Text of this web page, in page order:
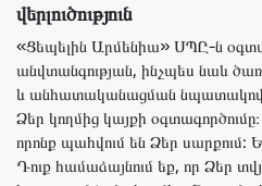
կայք՝ Ձեր նախկին այցելությունների
Ձեր անձը: Ամբողջ տեղեկատվությունը
դեպքում Դուք կարող եք անջատել Cookie-
միջոցով:
Խնդրում ենք նկատի ունենալ, որ կայքում
տեղեկատվական նպատակներով է և ոչ մի
որոշվում է ՀՀ քաղաքացիական
(կամ) ծառայությունների առկայության և
ժամանակի մասին մանրամասն
վերլուծություն
«Ցեպելին Արմենիա» ՍՊԸ-ն
անվտանգության, ինչպես նաև
և անհատականացման նպատակով:
Ձեր կողմից կայքի
որոնք պահվում են Ձեր սարքում:
Դուք համաձայնում եք, որ Ձեր